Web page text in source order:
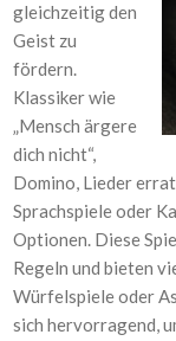
gleichzeitig den
Geist zu
fördern.
Klassiker wie
„Mensch ärgere
dich nicht“,
Domino, Lieder
Sprachspiele oder
Optionen. Diese
Regeln und bieten
Würfelspiele oder
sich hervorragend,